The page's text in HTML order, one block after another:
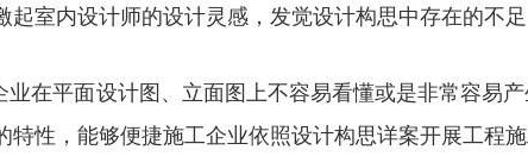
室内设计师的设计灵感，发觉设计构思中存在的不
在平面设计图、立面图上不容易看懂或是非常容易
性，能够便捷施工企业依照设计构思详案开展工程